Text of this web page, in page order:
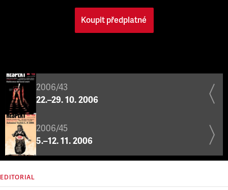
Koupit předplatné
2006/43
22.–29. 10. 2006
2006/45
5.–12. 11. 2006
EDITORIAL